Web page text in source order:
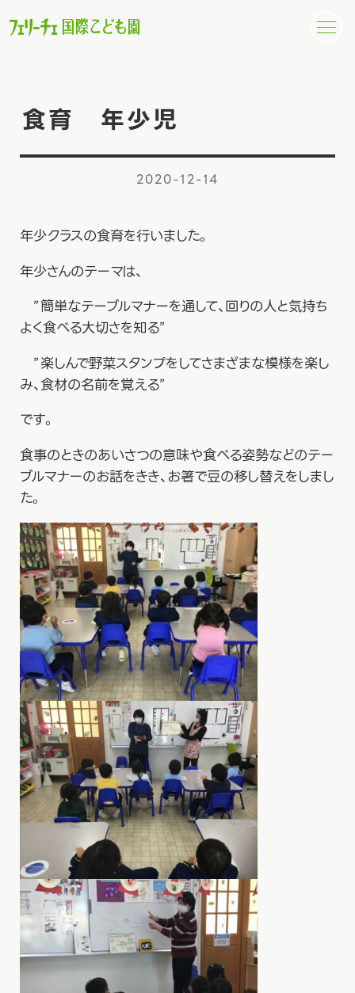
食育 年少児
2020-12-14
年少クラスの食育を行いました。
年少さんのテーマは、
”簡単なテーブルマナーを通して、回りの人と気持ち
よく食べる大切さを知る”
”楽しんで野菜スタンプをしてさまざまな模様を楽し
み、食材の名前を覚える”
です。
食事のときのあいさつの意味や食べる姿勢などのテー
ブルマナーのお話をきき、お箸で豆の移し替えをしまし
た。